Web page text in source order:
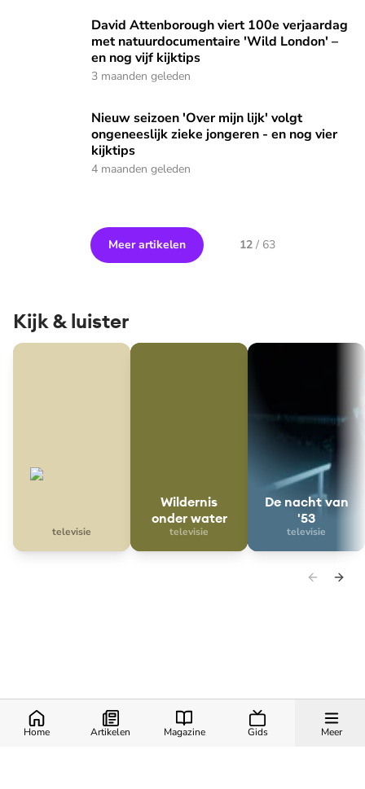
David Attenborough viert 100e verjaardag met
David Attenborough viert 100e verjaardag
met natuurdocumentaire 'Wild London' –
en nog vijf kijktips
3 maanden geleden
Nieuw seizoen 'Over mijn lijk' volgt ongeneeslijk zieke
Nieuw seizoen 'Over mijn lijk' volgt
ongeneeslijk zieke jongeren - en nog vier
kijktips
4 maanden geleden
Meer artikelen 12/ 63
Kijk & luister
televisie
Nieuw Nederland
Nieuw Nederland
televisie
Wildernis
onder water
Wildernis onder water
televisie
De nacht van
'53
De nacht van '53
Home Artikelen Magazine Gids Meer